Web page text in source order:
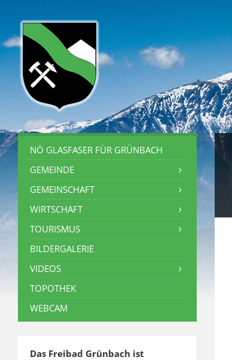
NÖ GLASFASER FÜR GRÜNBACH
GEMEINDE
GEMEINSCHAFT
WIRTSCHAFT
TOURISMUS
BILDERGALERIE
VIDEOS
TOPOTHEK
WEBCAM
Das Freibad Grünbach ist